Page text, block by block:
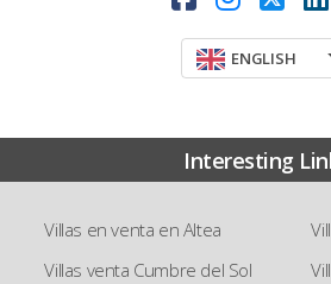
ENGLISH
Interesting
Villas en venta en Altea
Villas venta Cumbre del Sol